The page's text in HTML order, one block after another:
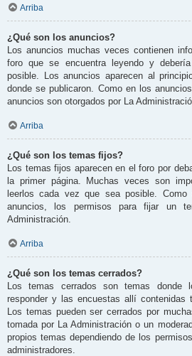
Arriba
¿Qué son los anuncios?
Los anuncios muchas veces contienen
foro que se encuentra leyendo y
posible. Los anuncios aparecen al
donde se publicaron. Como en los
anuncios son otorgados por La
Arriba
¿Qué son los temas fijos?
Los temas fijos aparecen en el foro por
la primer página. Muchas veces son
leerlos cada vez que sea posible.
anuncios, los permisos para fijar un
Administración.
Arriba
¿Qué son los temas cerrados?
Los temas cerrados son temas donde
responder y las encuestas allí contenidas
Los temas pueden ser cerrados por
tomada por La Administración o un
propios temas dependiendo de los
administradores.